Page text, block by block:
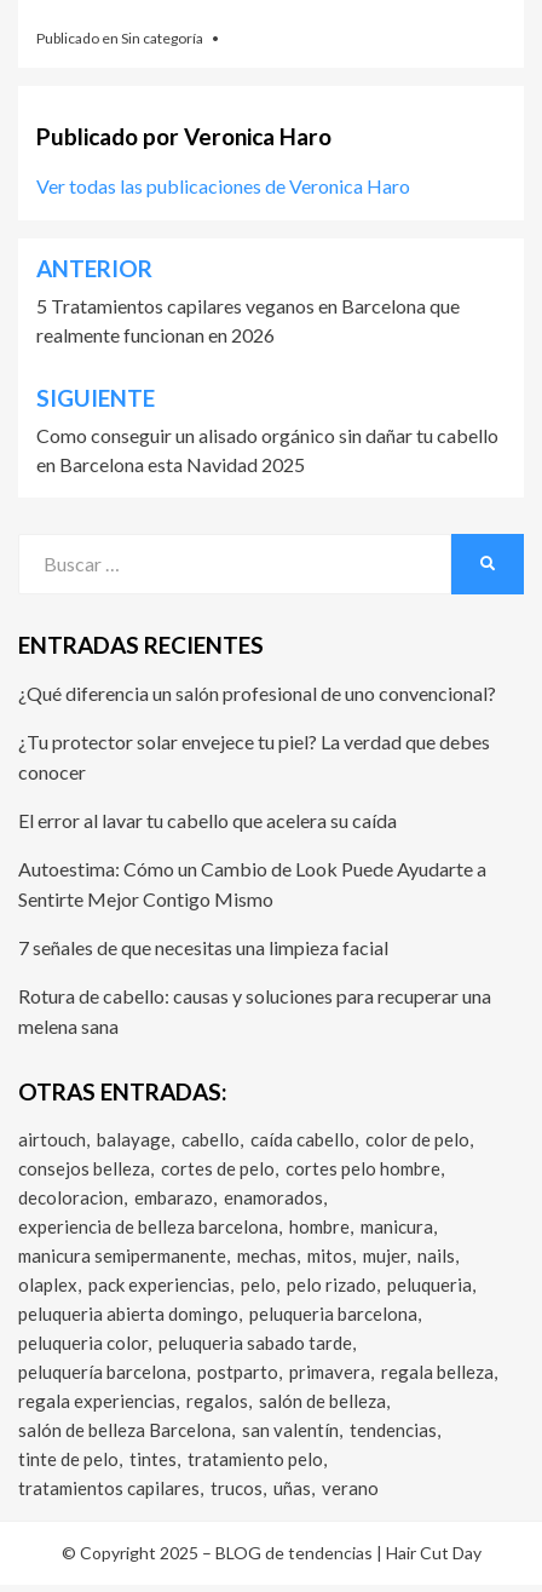
Publicado en Sin categoría
Publicado porVeronica Haro
Ver todas las publicaciones de Veronica Haro
ANTERIOR
5 Tratamientos capilares veganos en Barcelona que
realmente funcionan en 2026
SIGUIENTE
Como conseguir un alisado orgánico sin dañar tu cabello
en Barcelona esta Navidad 2025
ENTRADAS RECIENTES
¿Qué diferencia un salón profesional de uno convencional?
¿Tu protector solar envejece tu piel? La verdad que debes
conocer
El error al lavar tu cabello que acelera su caída
Autoestima: Cómo un Cambio de Look Puede Ayudarte a
Sentirte Mejor Contigo Mismo
7 señales de que necesitas una limpieza facial
Rotura de cabello: causas y soluciones para recuperar una
melena sana
OTRAS ENTRADAS:
airtouch balayage cabello caída cabello color de pelo
consejos belleza cortes de pelo cortes pelo hombre
decoloracion embarazo enamorados
experiencia de belleza barcelona hombre manicura
manicura semipermanente mechas mitos mujer nails
olaplex pack experiencias pelo pelo rizado peluqueria
peluqueria abierta domingo peluqueria barcelona
peluqueria color peluqueria sabado tarde
peluquería barcelona postparto primavera regala belleza
regala experiencias regalos salón de belleza
salón de belleza Barcelona san valentín tendencias
tinte de pelo tintes tratamiento pelo
tratamientos capilares trucos uñas verano
© Copyright 2025 – BLOG de tendencias | Hair Cut Day